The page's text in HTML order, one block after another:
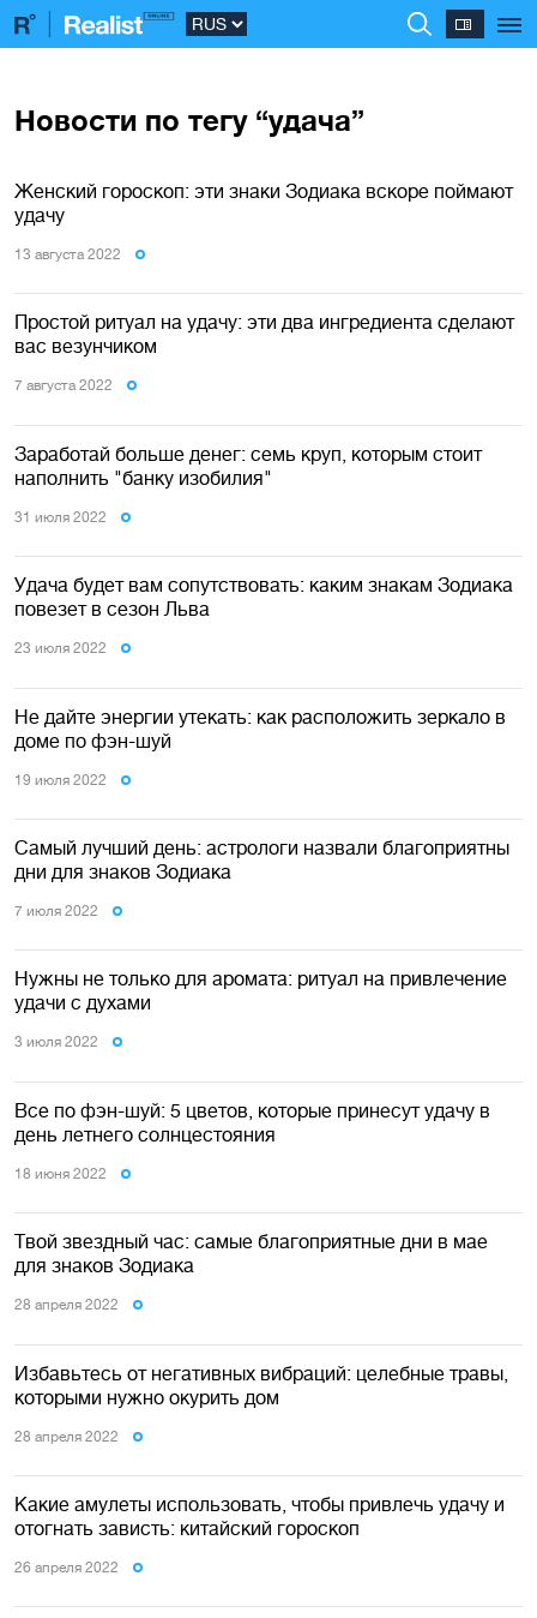
Новости по тегу “удача”
Женский гороскоп: эти знаки Зодиака вскоре поймают
удачу
13 августа 2022
Простой ритуал на удачу: эти два ингредиента сделают
вас везунчиком
7 августа 2022
Заработай больше денег: семь круп, которым стоит
наполнить "банку изобилия"
31 июля 2022
Удача будет вам сопутствовать: каким знакам Зодиака
повезет в сезон Льва
23 июля 2022
Не дайте энергии утекать: как расположить зеркало в
доме по фэн-шуй
19 июля 2022
Самый лучший день: астрологи назвали благоприятны
дни для знаков Зодиака
7 июля 2022
Нужны не только для аромата: ритуал на привлечение
удачи с духами
3 июля 2022
Все по фэн-шуй: 5 цветов, которые принесут удачу в
день летнего солнцестояния
18 июня 2022
Твой звездный час: самые благоприятные дни в мае
для знаков Зодиака
28 апреля 2022
Избавьтесь от негативных вибраций: целебные травы,
которыми нужно окурить дом
28 апреля 2022
Какие амулеты использовать, чтобы привлечь удачу и
отогнать зависть: китайский гороскоп
26 апреля 2022